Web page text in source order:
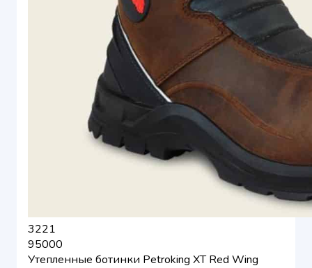
3221
95000
Утепленные ботинки Petroking XT Red Wing